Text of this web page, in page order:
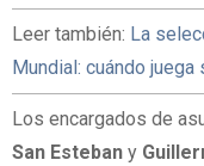
Leer también: La
Mundial: cuándo
Los encargados de
San Esteban y